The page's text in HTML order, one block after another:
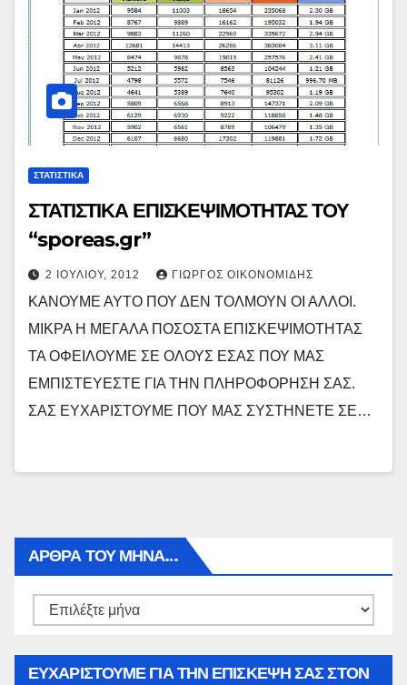
ΣΤΑΤΙΣΤΙΚΑ
ΣΤΑΤΙΣΤΙΚΑ ΕΠΙΣΚΕΨΙΜΟΤΗΤΑΣ ΤΟΥ
“sporeas.gr”
2 ΙΟΥΛΊΟΥ, 2012 ΓΙΏΡΓΟΣ ΟΙΚΟΝΟΜΊΔΗΣ
ΚΑΝΟΥΜΕ ΑΥΤΟ ΠΟΥ ΔΕΝ ΤΟΛΜΟΥΝ ΟΙ ΑΛΛΟΙ.
ΜΙΚΡΑ Η ΜΕΓΑΛΑ ΠΟΣΟΣΤΑ ΕΠΙΣΚΕΨΙΜΟΤΗΤΑΣ
ΤΑ ΟΦΕΙΛΟΥΜΕ ΣΕ ΟΛΟΥΣ ΕΣΑΣ ΠΟΥ ΜΑΣ
ΕΜΠΙΣΤΕΥΕΣΤΕ ΓΙΑ ΤΗΝ ΠΛΗΡΟΦΟΡΗΣΗ ΣΑΣ.
ΣΑΣ ΕΥΧΑΡΙΣΤΟΥΜΕ ΠΟΥ ΜΑΣ ΣΥΣΤΗΝΕΤΕ ΣΕ…
ΑΡΘΡΑ ΤΟΥ ΜΉΝΑ…
Αρθρα
ΕΥΧΑΡΙΣΤΟΥΜΕ ΓΙΑ ΤΗΝ ΕΠΙΣΚΕΨΗ ΣΑΣ ΣΤΟΝ